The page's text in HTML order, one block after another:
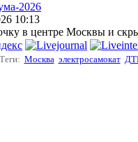
2026
10:13
в центре Москвы и
Теги: Москва электросамокат